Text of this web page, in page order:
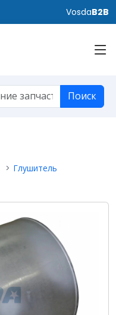
VosdaB2B
Поиск
Глушитель